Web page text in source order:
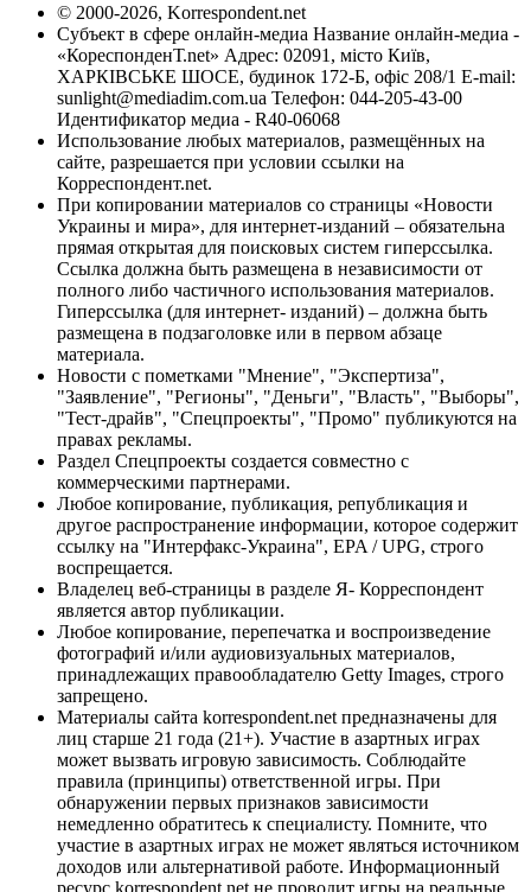
© 2000-2026, Korrespondent.net
Субъект в сфере онлайн-медиа Название онлайн-медиа -
«КореспонденТ.net» Адрес: 02091, місто Київ,
ХАРКІВСЬКЕ ШОСЕ, будинок 172-Б, офіс 208/1 E-mail:
sunlight@mediadim.com.ua Телефон: 044-205-43-00
Идентификатор медиа - R40-06068
Использование любых материалов, размещённых на
сайте, разрешается при условии ссылки на
Корреспондент.net.
При копировании материалов со страницы «Новости
Украины и мира», для интернет-изданий – обязательна
прямая открытая для поисковых систем гиперссылка.
Ссылка должна быть размещена в независимости от
полного либо частичного использования материалов.
Гиперссылка (для интернет- изданий) – должна быть
размещена в подзаголовке или в первом абзаце
материала.
Новости с пометками "Мнение", "Экспертиза",
"Заявление", "Регионы", "Деньги", "Власть", "Выборы",
"Тест-драйв", "Спецпроекты", "Промо" публикуются на
правах рекламы.
Раздел Спецпроекты создается совместно с
коммерческими партнерами.
Любое копирование, публикация, републикация и
другое распространение информации, которое содержит
ссылку на "Интерфакс-Украина", EPA / UPG, строго
воспрещается.
Владелец веб-страницы в разделе Я- Корреспондент
является автор публикации.
Любое копирование, перепечатка и воспроизведение
фотографий и/или аудиовизуальных материалов,
принадлежащих правообладателю Getty Images, строго
запрещено.
Материалы сайта korrespondent.net предназначены для
лиц старше 21 года (21+). Участие в азартных играх
может вызвать игровую зависимость. Соблюдайте
правила (принципы) ответственной игры. При
обнаружении первых признаков зависимости
немедленно обратитесь к специалисту. Помните, что
участие в азартных играх не может являться источником
доходов или альтернативой работе. Информационный
ресурс korrespondent.net не проводит игры на реальные